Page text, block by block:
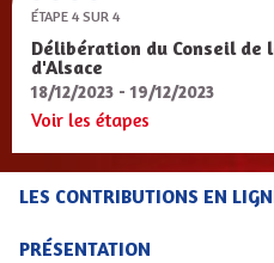
ÉTAPE 4 SUR 4
Délibération du Conseil de
d'Alsace
18/12/2023 - 19/12/2023
Voir les étapes
LES CONTRIBUTIONS EN
PRÉSENTATION